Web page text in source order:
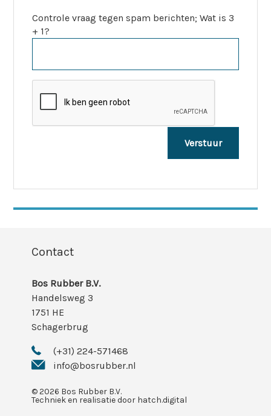
Controle vraag tegen spam berichten; Wat is 3
+ 1?
Contact
Bos Rubber B.V.
Handelsweg 3
1751 HE
Schagerbrug
(+31) 224-571468
info@bosrubber.nl
© 2026 Bos Rubber B.V.
Techniek en realisatie door hatch.digital